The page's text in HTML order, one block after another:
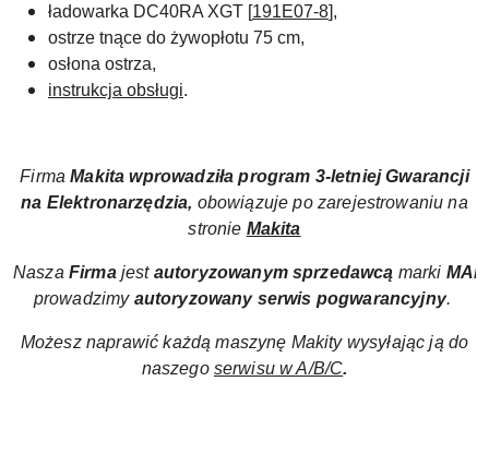
ładowarka DC40RA XGT [191E07-8],
ostrze tnące do żywopłotu 75 cm,
osłona ostrza,
instrukcja obsługi.
Firma Makita wprowadziła program 3-letniej Gwarancji
na Elektronarzędzia, obowiązuje po zarejestrowaniu na
stronie Makita
Nasza Firmajest autoryzowanym sprzedawcą marki
prowadzimy autoryzowany serwis pogwarancyjny.
Możesz naprawić każdą maszynę Makity wysyłając ją do
naszego serwisu w A/B/C.